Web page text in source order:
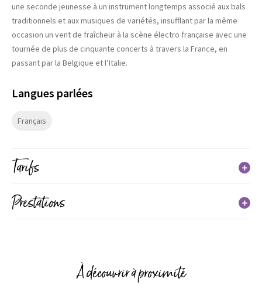
une seconde jeunesse à un instrument longtemps associé aux bals
traditionnels et aux musiques de variétés, insufflant par la même
occasion un vent de fraîcheur à la scène électro française avec une
tournée de plus de cinquante concerts à travers la France, en
passant par la Belgique et l’Italie.
Langues parlées
Français
Tarifs
Tarif réduit
(du 26/04/2024 au 26/04/2024)
Prestations
À découvrir à proximité